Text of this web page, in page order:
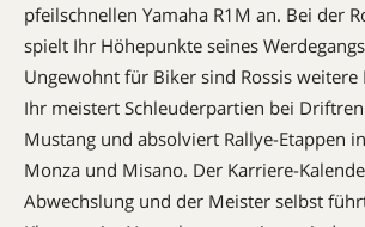
pfeilschnellen Yamaha R1M an. Bei der
spielt Ihr Höhepunkte seines
Ungewohnt für Biker sind Rossis weitere
Ihr meistert Schleuderpartien bei
Mustang und absolviert Rallye-Etappen
Monza und Misano. Der Karriere-
Abwechslung und der Meister selbst